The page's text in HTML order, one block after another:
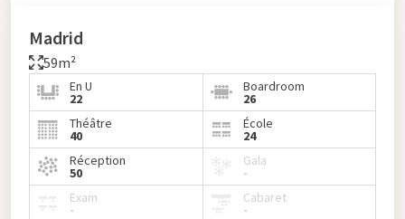
Madrid
59m²
En U
22
Boardroom
26
Théâtre
40
École
24
Réception
50
Gala
-
Exam
-
Cabaret
-